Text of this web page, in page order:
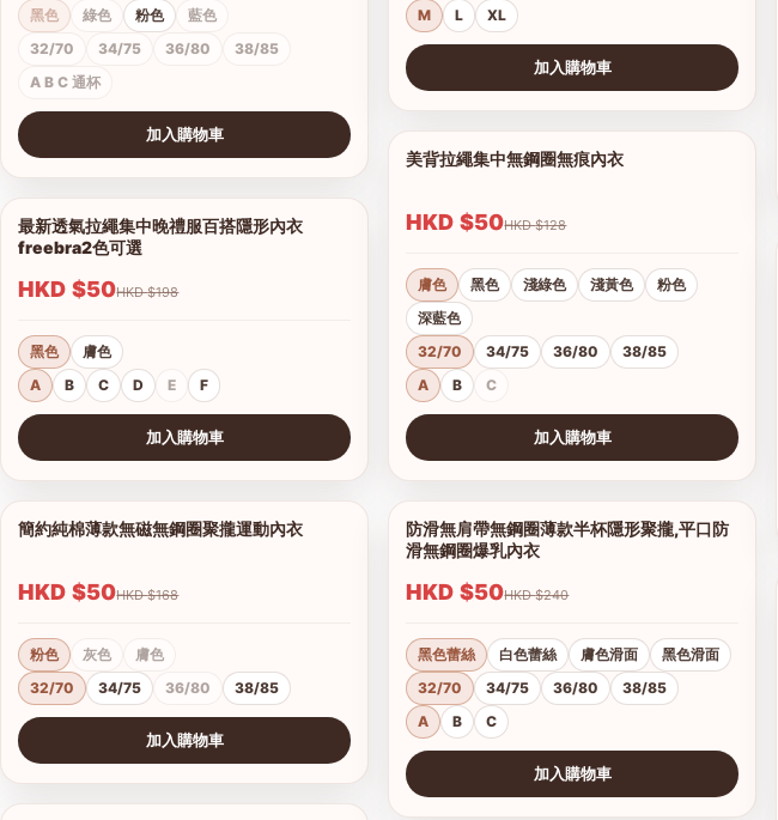
黑色 綠色 粉色
藍色
32/70
34/75 36/80
38/85
A B C 通杯
加入購物車
最新透氣拉繩集中晚禮服百搭隱形內衣
freebra2色可選
HKD $50 HKD $198
黑色
膚色
A
B C D E F
加入購物車
簡約純棉薄款無磁無鋼圈聚攏運動內衣
HKD $50 HKD $168
粉色 灰色
膚色
32/70
34/75 36/80 38/85
加入購物車
M
L XL
加入購物車
美背拉繩集中無鋼圈無痕內衣
HKD $50 HKD $128
膚色 黑色 淺綠色 淺黃色
粉色
深藍色
32/70
34/75 36/80
38/85
A
B C
加入購物車
1/16
防滑無肩帶無鋼圈薄款半杯隱形聚攏,平口防
滑無鋼圈爆乳內衣
HKD $50 HKD $240
黑色蕾絲 白色蕾絲 膚色滑面
黑色滑面
32/70
34/75 36/80
38/85
A
B C
加入購物車